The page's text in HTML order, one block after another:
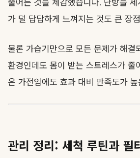
줄어든 것을 체감했습니다. 난방을 세
가 덜 답답하게 느껴지는 것도 큰 장
물론 가습기만으로 모든 문제가 해결
환경인데도 몸이 받는 스트레스가 줄
은 가전임에도 효과 대비 만족도가
관리 정리: 세척 루틴과 필